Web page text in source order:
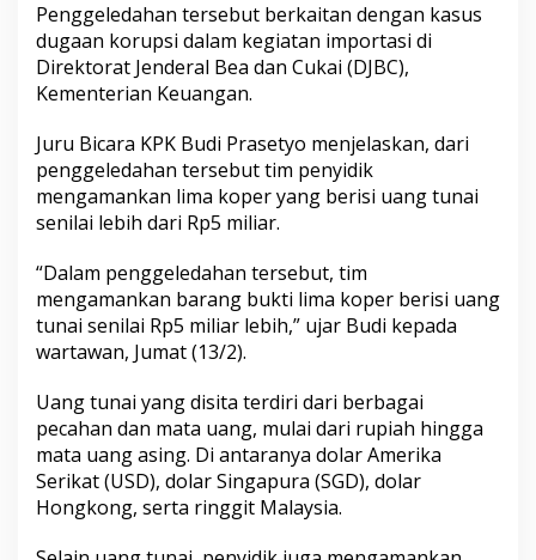
Penggeledahan tersebut berkaitan dengan kasus
dugaan korupsi dalam kegiatan importasi di
Direktorat Jenderal Bea dan Cukai (DJBC),
Kementerian Keuangan.
Juru Bicara KPK Budi Prasetyo menjelaskan, dari
penggeledahan tersebut tim penyidik
mengamankan lima koper yang berisi uang tunai
senilai lebih dari Rp5 miliar.
“Dalam penggeledahan tersebut, tim
mengamankan barang bukti lima koper berisi uang
tunai senilai Rp5 miliar lebih,” ujar Budi kepada
wartawan, Jumat (13/2).
Uang tunai yang disita terdiri dari berbagai
pecahan dan mata uang, mulai dari rupiah hingga
mata uang asing. Di antaranya dolar Amerika
Serikat (USD), dolar Singapura (SGD), dolar
Hongkong, serta ringgit Malaysia.